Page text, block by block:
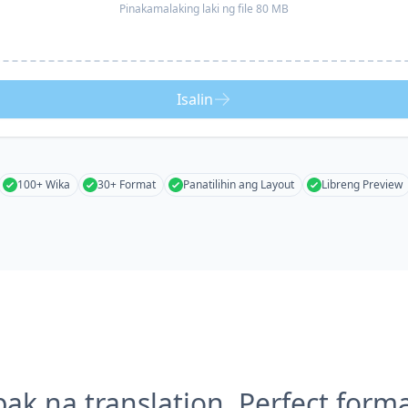
Pinakamalaking laki ng file 80 MB
Isalin
100+ Wika 30+ Format Panatilihin ang Layout Libreng Preview